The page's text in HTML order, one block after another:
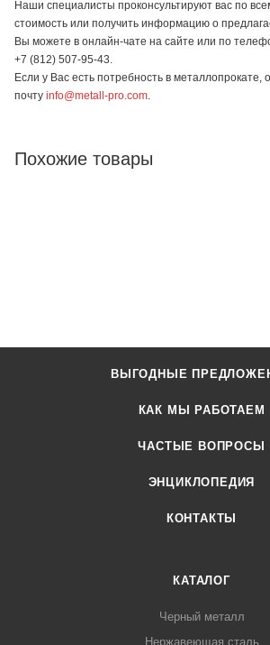
Наши специалисты проконсультируют вас по
стоимость или получить информацию о
Вы можете в онлайн-чате на сайте или по
+7 (812) 507-95-43.
Если у Вас есть потребность в металлопрокате,
почту info@metall-pro.com
Похожие товары
ВЫГОДНЫЕ
КАК МЫ РАБОТАЕМ
ЧАСТЫЕ ВОПРОСЫ
ЭНЦИКЛОПЕДИЯ
КОНТАКТЫ
КАТАЛОГ
Черный металл
Нержавеющая сталь